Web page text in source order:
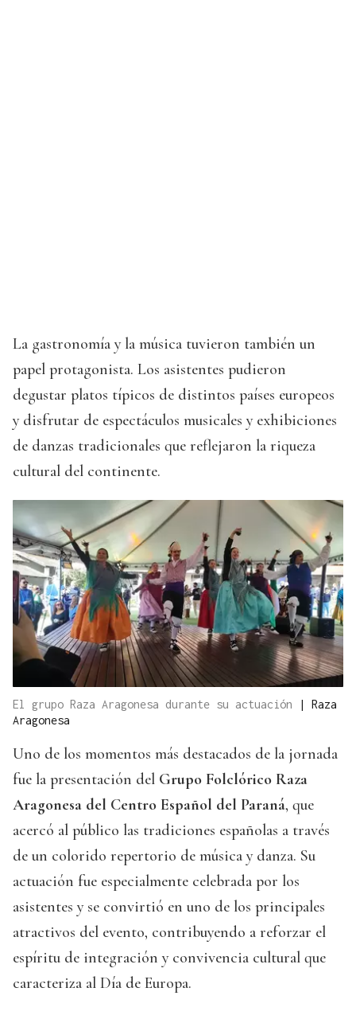
La gastronomía y la música tuvieron también un
papel protagonista. Los asistentes pudieron
degustar platos típicos de distintos países europeos
y disfrutar de espectáculos musicales y exhibiciones
de danzas tradicionales que reflejaron la riqueza
cultural del continente.
El grupo Raza Aragonesa durante su actuación | Raza
Aragonesa
Uno de los momentos más destacados de la jornada
fue la presentación del Grupo Folclórico Raza
Aragonesa del Centro Español del Paraná, que
acercó al público las tradiciones españolas a través
de un colorido repertorio de música y danza. Su
actuación fue especialmente celebrada por los
asistentes y se convirtió en uno de los principales
atractivos del evento, contribuyendo a reforzar el
espíritu de integración y convivencia cultural que
caracteriza al Día de Europa.